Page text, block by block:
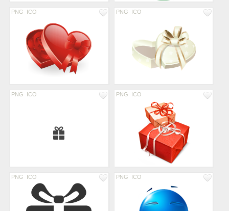
PNG ICO PNG ICO
PNG ICO PNG ICO
PNG ICO PNG ICO